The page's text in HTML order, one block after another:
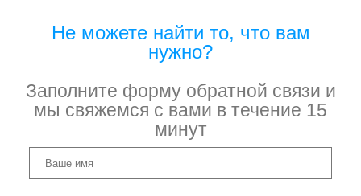
Не можете найти то, что вам
нужно?
Заполните форму обратной связи и
мы свяжемся с вами в течение 15
минут